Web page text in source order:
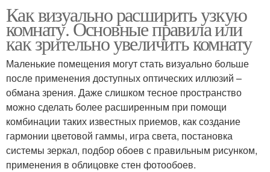
Как визуально расширить узкую
комнату. Основные правила или
как зрительно увеличить комнату
Маленькие помещения могут стать визуально больше
после применения доступных оптических иллюзий –
обмана зрения. Даже слишком тесное пространство
можно сделать более расширенным при помощи
комбинации таких известных приемов, как создание
гармонии цветовой гаммы, игра света, постановка
системы зеркал, подбор обоев с правильным рисунком,
применения в облицовке стен фотообоев.